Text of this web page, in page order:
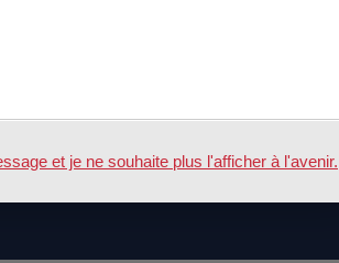
et je ne souhaite plus l'afficher à l'avenir.